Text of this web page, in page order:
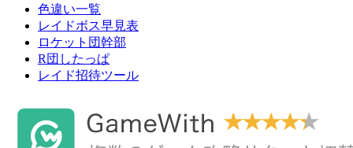
色違い一覧
レイドボス早見表
ロケット団幹部
R団したっぱ
レイド招待ツール